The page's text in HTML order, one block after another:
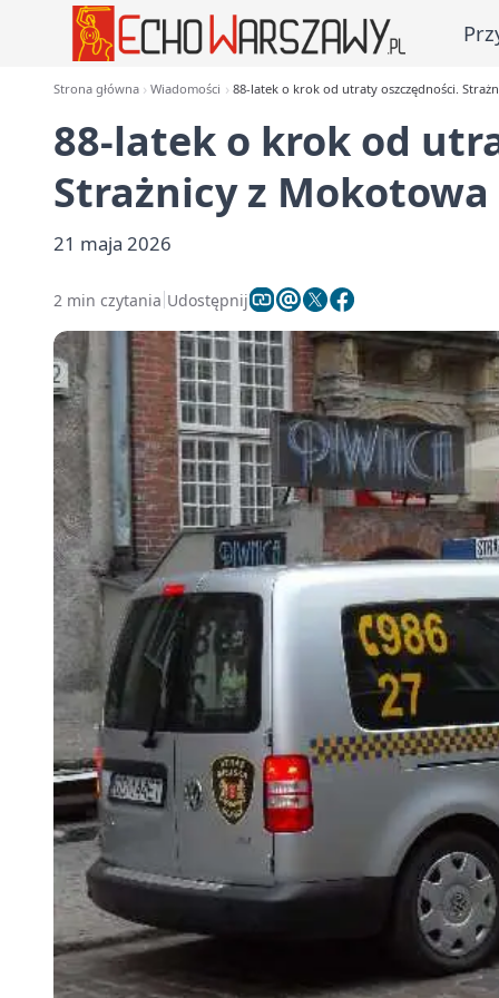
Strona główna Wiadomości 88-latek o krok od utraty oszczędności.
88-latek o krok od
Strażnicy z
21 maja 2026
2 min czytania Udostępnij